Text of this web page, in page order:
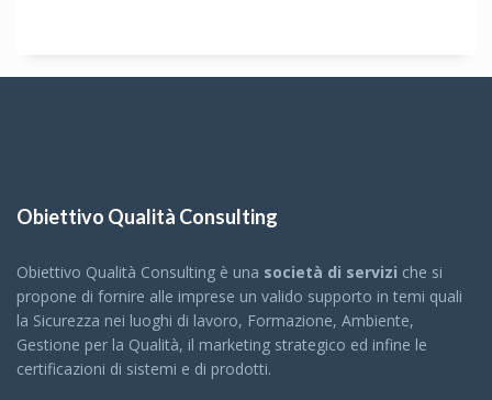
Obiettivo Qualità Consulting
Obiettivo Qualità Consulting è una società di servizi che si
propone di fornire alle imprese un valido supporto in temi quali
la Sicurezza nei luoghi di lavoro, Formazione, Ambiente,
Gestione per la Qualità, il marketing strategico ed infine le
certificazioni di sistemi e di prodotti.